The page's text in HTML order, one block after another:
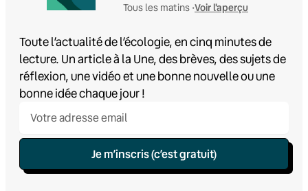
Tous les matins •Voir l'aperçu
Toute l’actualité de l’écologie, en cinq minutes de
lecture. Un article à la Une, des brèves, des sujets de
réflexion, une vidéo et une bonne nouvelle ou une
bonne idée chaque jour !
Je m’inscris (c’est gratuit)